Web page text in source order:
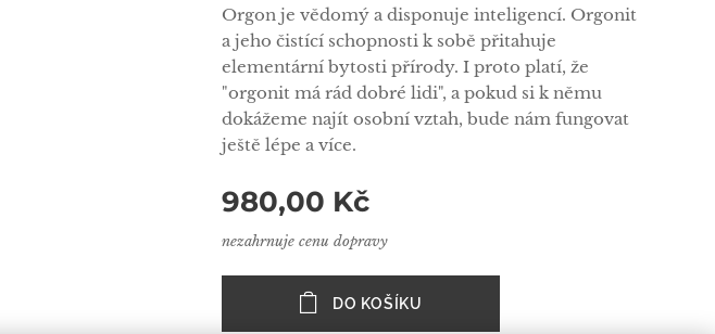
Orgon je vědomý a disponuje inteligencí. Orgonit
a jeho čistící schopnosti k sobě přitahuje
elementární bytosti přírody. I proto platí, že
"orgonit má rád dobré lidi", a pokud si k němu
dokážeme najít osobní vztah, bude nám fungovat
ještě lépe a více.
980,00 Kč
nezahrnuje cenu dopravy
DO KOŠÍKU